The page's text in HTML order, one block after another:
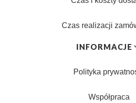
Czas realizacji
INFORMACJE
Polityka
Współpraca